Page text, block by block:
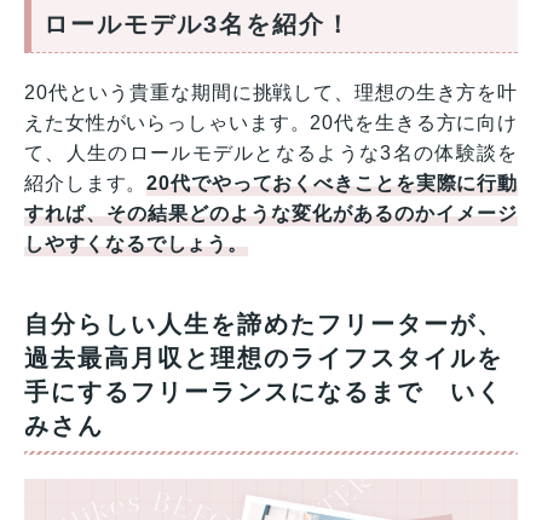
ロールモデル3名を紹介！
20代という貴重な期間に挑戦して、理想の生き方を叶
えた女性がいらっしゃいます。20代を生きる方に向け
て、人生のロールモデルとなるような3名の体験談を
紹介します。20代でやっておくべきことを実際に行動
すれば、その結果どのような変化があるのかイメージ
しやすくなるでしょう。
自分らしい人生を諦めたフリーターが、
過去最高月収と理想のライフスタイルを
手にするフリーランスになるまで いく
みさん